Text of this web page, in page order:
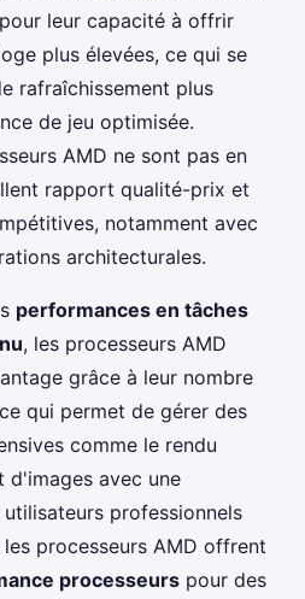
leur capacité à offrir
plus élevées, ce qui se
rafraîchissement plus
de jeu optimisée.
AMD ne sont pas en
rapport qualité-prix et
notamment avec
architecturales.
performances en tâches
, les processeurs AMD
grâce à leur nombre
qui permet de gérer des
comme le rendu
d'images avec une
professionnels
processeurs AMD offrent
processeurs pour des